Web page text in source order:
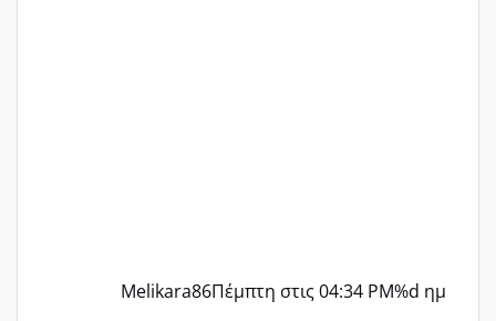
Melikara86Πέμπτη στις 04:34 PM%d ημ